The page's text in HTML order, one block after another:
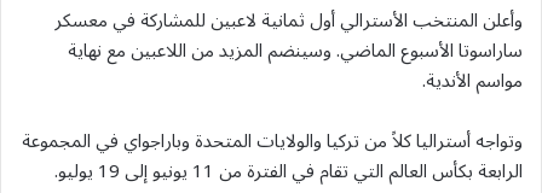
وأعلن المنتخب الأسترالي أول ثمانية لاعبين للمشاركة في معسكر
ساراسوتا الأسبوع الماضي. وسينضم المزيد من اللاعبين مع نهاية
مواسم الأندية.
وتواجه أستراليا كلاً من تركيا والولايات المتحدة وباراجواي في المجموعة
الرابعة بكأس العالم التي ​تقام في الفترة ​من 11 يونيو إلى 19 يوليو.